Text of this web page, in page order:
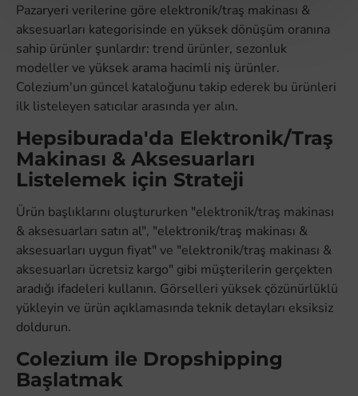
Pazaryeri verilerine göre elektronik/traş makinası &
aksesuarları kategorisinde en yüksek dönüşüm oranına
sahip ürünler şunlardır: trend ürünler, sezonluk
modeller ve yüksek arama hacimli niş ürünler.
Colezium'un güncel kataloğunu takip ederek bu ürünleri
ilk listeleyen satıcılar arasında yer alın.
Hepsiburada'da Elektronik/Traş
Makinası & Aksesuarları
Listelemek için Strateji
Ürün başlıklarını oluştururken "elektronik/traş makinası
& aksesuarları satın al", "elektronik/traş makinası &
aksesuarları uygun fiyat" ve "elektronik/traş makinası &
aksesuarları ücretsiz kargo" gibi müşterilerin gerçekten
aradığı ifadeleri kullanın. Görselleri yüksek çözünürlüklü
yükleyin ve ürün açıklamasında teknik detayları eksiksiz
doldurun.
Colezium ile Dropshipping
Başlatmak